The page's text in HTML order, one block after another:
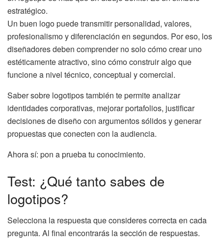
estratégico.
Un buen logo puede transmitir personalidad, valores,
profesionalismo y diferenciación en segundos. Por eso, los
diseñadores deben comprender no solo cómo crear uno
estéticamente atractivo, sino cómo construir algo que
funcione a nivel técnico, conceptual y comercial.
Saber sobre logotipos también te permite analizar
identidades corporativas, mejorar portafolios, justificar
decisiones de diseño con argumentos sólidos y generar
propuestas que conecten con la audiencia.
Ahora sí: pon a prueba tu conocimiento.
Test: ¿Qué tanto sabes de
logotipos?
Selecciona la respuesta que consideres correcta en cada
pregunta. Al final encontrarás la sección de respuestas.